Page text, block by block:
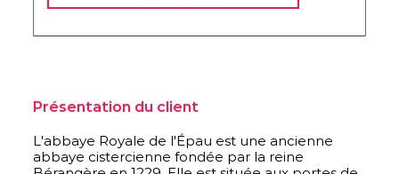
Présentation du client
L'abbaye Royale de l'Épau est une ancienne
abbaye cistercienne fondée par la reine